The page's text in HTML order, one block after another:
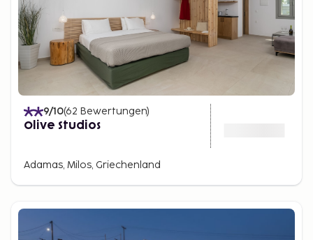
9/10(62 Bewertungen)
Olive Studios
Adamas, Milos, Griechenland